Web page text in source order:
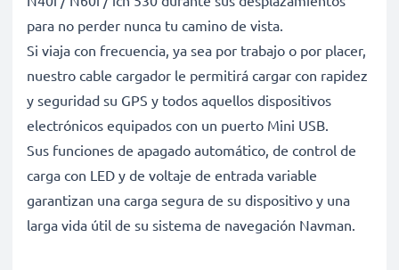
para no perder nunca tu camino de vista.
Si viaja con frecuencia, ya sea por trabajo o por placer,
nuestro cable cargador le permitirá cargar con rapidez
y seguridad su GPS y todos aquellos dispositivos
electrónicos equipados con un puerto Mini USB.
Sus funciones de apagado automático, de control de
carga con LED y de voltaje de entrada variable
garantizan una carga segura de su dispositivo y una
larga vida útil de su sistema de navegación Navman.